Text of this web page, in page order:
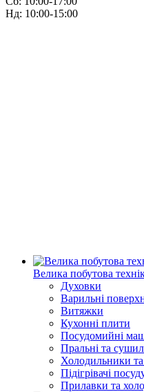
Нд: 10:00-15:00
Велика побутова
Духовки
Варильні
Витяжки
Кухонні плити
Посудомийні
Пральні та
Холодильники
Підігрівачі
Прилавки та